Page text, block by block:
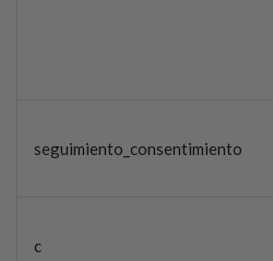
seguimiento_consentimiento
c